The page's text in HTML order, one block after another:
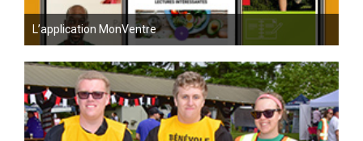
L’application MonVentre